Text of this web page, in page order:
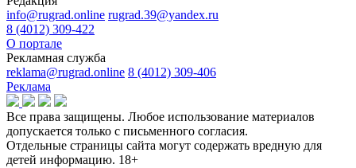
info@rugrad.online rugrad.39@yandex.ru
8 (4012) 309-422
О портале
Рекламная служба
reklama@rugrad.online 8 (4012) 309-406
Реклама
Все права защищены. Любое использование материалов
допускается только с письменного согласия.
Отдельные страницы сайта могут содержать вредную для
детей информацию. 18+